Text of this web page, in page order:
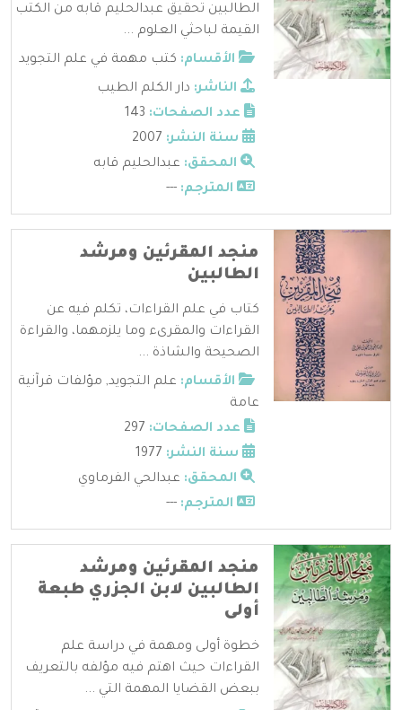
الطالبين تحقيق عبدالحليم قابه من الكتب
القيمة لباحثي العلوم ...
الأقسام: كتب مهمة في علم التجويد
الناشر: دار الكلم الطيب
عدد الصفحات:
سنة النشر:
المحقق: عبدالحليم قابه
المترجم: ---
منجد المقرئين ومرشد
الطالبين
كتاب في علم القراءات، تكلم فيه عن
القراءات والمقرىء وما يلزمهما، والقراءة
الصحيحة والشاذة ...
الأقسام: علم التجويد, مؤلفات قرآنية
عامة
عدد الصفحات:
سنة النشر:
المحقق: عبدالحي الفرماوي
المترجم: ---
منجد المقرئين ومرشد
الطالبين لابن الجزري طبعة
أولى
خطوة أولى ومهمة في دراسة علم
القراءات حيث اهتم فيه مؤلفه بالتعريف
ببعض القضايا المهمة التي ...